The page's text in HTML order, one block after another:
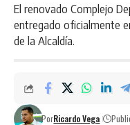
El renovado Complejo
entregado oficialmente
de la Alcaldía.
PorRicardo Vega